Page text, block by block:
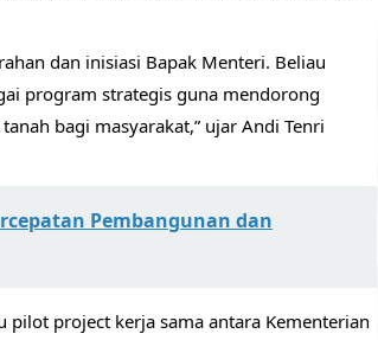
dan inisiasi Bapak Menteri. Beliau
program strategis guna mendorong
bagi masyarakat,” ujar Andi Tenri
Pembangunan dan
pilot project kerja sama antara Kementerian